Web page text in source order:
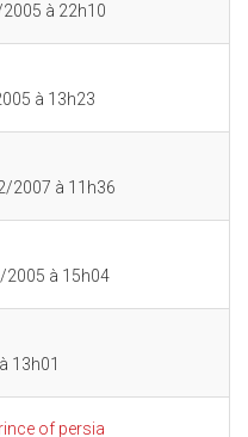
à 22h10
à 13h23
2007 à 11h36
2005 à 15h04
13h01
of persia